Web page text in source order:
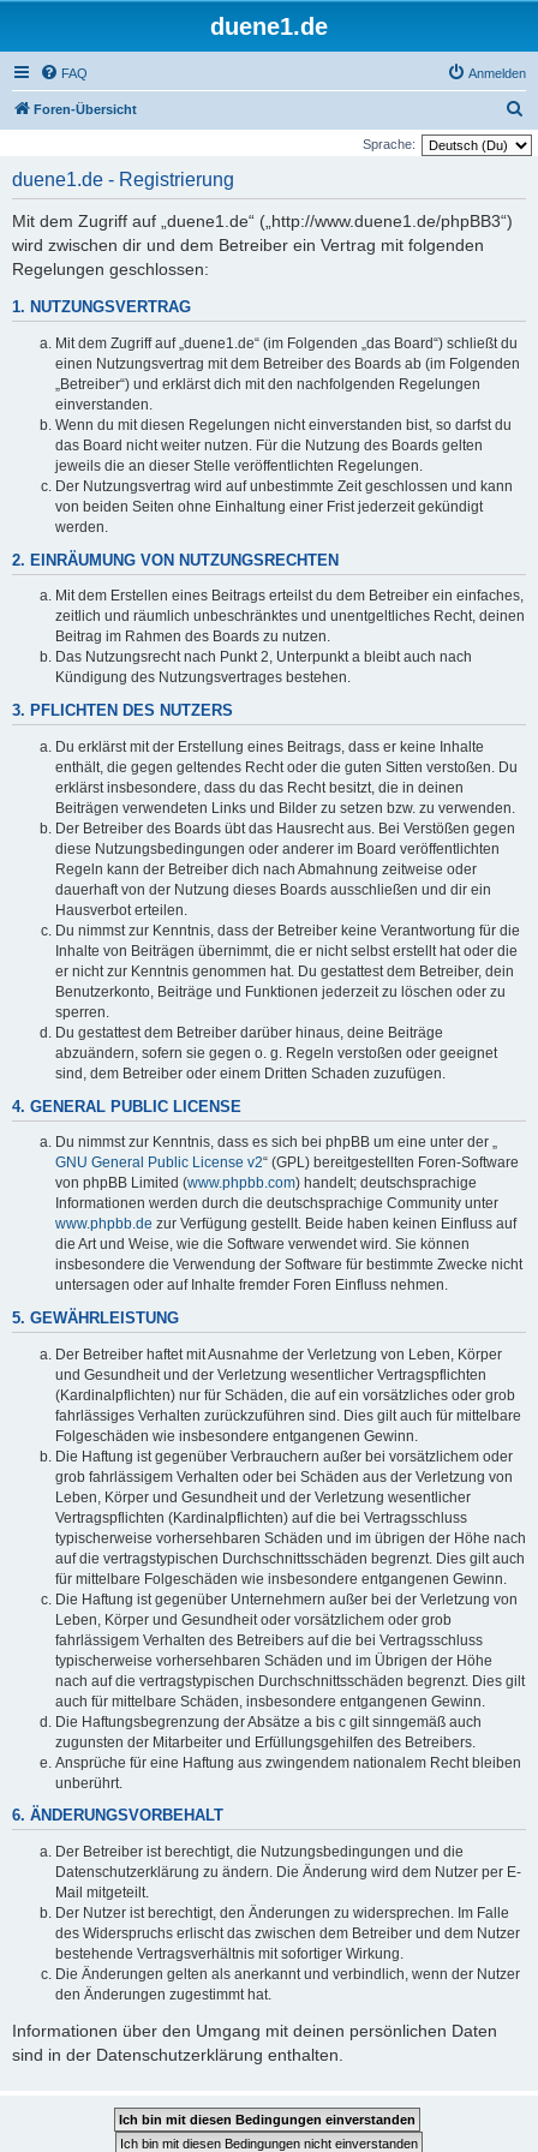
duene1.de
FAQ Anmelden
Foren-Übersicht
u
Sprache:
duene1.de - Registrierung
Mit dem Zugriff auf „duene1.de“ („http://www.duene1.de/phpBB3“)
wird zwischen dir und dem Betreiber ein Vertrag mit folgenden
Regelungen geschlossen:
1. NUTZUNGSVERTRAG
Mit dem Zugriff auf „duene1.de“ (im Folgenden „das Board“) schließt du
einen Nutzungsvertrag mit dem Betreiber des Boards ab (im Folgenden
„Betreiber“) und erklärst dich mit den nachfolgenden Regelungen
einverstanden.
Wenn du mit diesen Regelungen nicht einverstanden bist, so darfst du
das Board nicht weiter nutzen. Für die Nutzung des Boards gelten
jeweils die an dieser Stelle veröffentlichten Regelungen.
Der Nutzungsvertrag wird auf unbestimmte Zeit geschlossen und kann
von beiden Seiten ohne Einhaltung einer Frist jederzeit gekündigt
werden.
2. EINRÄUMUNG VON NUTZUNGSRECHTEN
Mit dem Erstellen eines Beitrags erteilst du dem Betreiber ein einfaches,
zeitlich und räumlich unbeschränktes und unentgeltliches Recht, deinen
Beitrag im Rahmen des Boards zu nutzen.
Das Nutzungsrecht nach Punkt 2, Unterpunkt a bleibt auch nach
Kündigung des Nutzungsvertrages bestehen.
3. PFLICHTEN DES NUTZERS
Du erklärst mit der Erstellung eines Beitrags, dass er keine Inhalte
enthält, die gegen geltendes Recht oder die guten Sitten verstoßen. Du
erklärst insbesondere, dass du das Recht besitzt, die in deinen
Beiträgen verwendeten Links und Bilder zu setzen bzw. zu verwenden.
Der Betreiber des Boards übt das Hausrecht aus. Bei Verstößen gegen
diese Nutzungsbedingungen oder anderer im Board veröffentlichten
Regeln kann der Betreiber dich nach Abmahnung zeitweise oder
dauerhaft von der Nutzung dieses Boards ausschließen und dir ein
Hausverbot erteilen.
Du nimmst zur Kenntnis, dass der Betreiber keine Verantwortung für die
Inhalte von Beiträgen übernimmt, die er nicht selbst erstellt hat oder die
er nicht zur Kenntnis genommen hat. Du gestattest dem Betreiber, dein
Benutzerkonto, Beiträge und Funktionen jederzeit zu löschen oder zu
sperren.
Du gestattest dem Betreiber darüber hinaus, deine Beiträge
abzuändern, sofern sie gegen o. g. Regeln verstoßen oder geeignet
sind, dem Betreiber oder einem Dritten Schaden zuzufügen.
4. GENERAL PUBLIC LICENSE
Du nimmst zur Kenntnis, dass es sich bei phpBB um eine unter der „
GNU General Public License v2“ (GPL) bereitgestellten Foren-Software
von phpBB Limited (www.phpbb.com) handelt; deutschsprachige
Informationen werden durch die deutschsprachige Community unter
www.phpbb.de zur Verfügung gestellt. Beide haben keinen Einfluss auf
die Art und Weise, wie die Software verwendet wird. Sie können
insbesondere die Verwendung der Software für bestimmte Zwecke nicht
untersagen oder auf Inhalte fremder Foren Einfluss nehmen.
5. GEWÄHRLEISTUNG
Der Betreiber haftet mit Ausnahme der Verletzung von Leben, Körper
und Gesundheit und der Verletzung wesentlicher Vertragspflichten
(Kardinalpflichten) nur für Schäden, die auf ein vorsätzliches oder grob
fahrlässiges Verhalten zurückzuführen sind. Dies gilt auch für mittelbare
Folgeschäden wie insbesondere entgangenen Gewinn.
Die Haftung ist gegenüber Verbrauchern außer bei vorsätzlichem oder
grob fahrlässigem Verhalten oder bei Schäden aus der Verletzung von
Leben, Körper und Gesundheit und der Verletzung wesentlicher
Vertragspflichten (Kardinalpflichten) auf die bei Vertragsschluss
typischerweise vorhersehbaren Schäden und im übrigen der Höhe nach
auf die vertragstypischen Durchschnittsschäden begrenzt. Dies gilt auch
für mittelbare Folgeschäden wie insbesondere entgangenen Gewinn.
Die Haftung ist gegenüber Unternehmern außer bei der Verletzung von
Leben, Körper und Gesundheit oder vorsätzlichem oder grob
fahrlässigem Verhalten des Betreibers auf die bei Vertragsschluss
typischerweise vorhersehbaren Schäden und im Übrigen der Höhe
nach auf die vertragstypischen Durchschnittsschäden begrenzt. Dies gilt
auch für mittelbare Schäden, insbesondere entgangenen Gewinn.
Die Haftungsbegrenzung der Absätze a bis c gilt sinngemäß auch
zugunsten der Mitarbeiter und Erfüllungsgehilfen des Betreibers.
Ansprüche für eine Haftung aus zwingendem nationalem Recht bleiben
unberührt.
6. ÄNDERUNGSVORBEHALT
Der Betreiber ist berechtigt, die Nutzungsbedingungen und die
Datenschutzerklärung zu ändern. Die Änderung wird dem Nutzer per E-
Mail mitgeteilt.
Der Nutzer ist berechtigt, den Änderungen zu widersprechen. Im Falle
des Widerspruchs erlischt das zwischen dem Betreiber und dem Nutzer
bestehende Vertragsverhältnis mit sofortiger Wirkung.
Die Änderungen gelten als anerkannt und verbindlich, wenn der Nutzer
den Änderungen zugestimmt hat.
Informationen über den Umgang mit deinen persönlichen Daten
sind in der Datenschutzerklärung enthalten.